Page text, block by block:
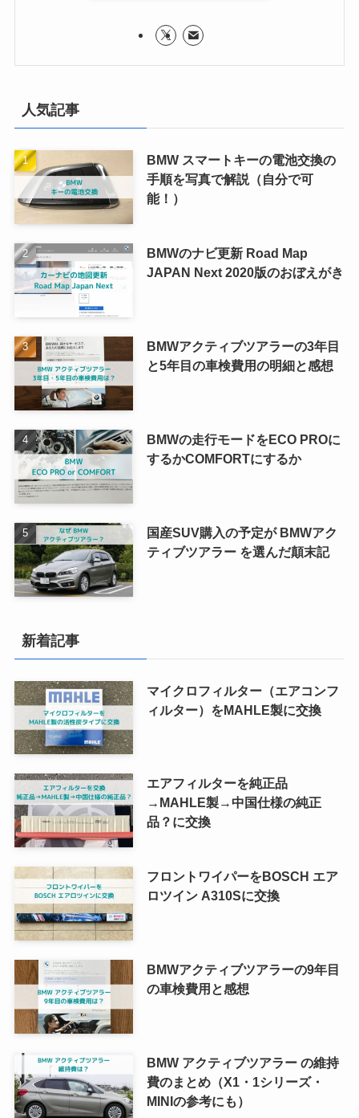
人気記事
BMW スマートキーの電池交換の
手順を写真で解説（自分で可
能！）
BMWのナビ更新 Road Map
JAPAN Next 2020版のおぼえがき
BMWアクティブツアラーの3年目
と5年目の車検費用の明細と感想
BMWの走行モードをECO PROに
するかCOMFORTにするか
国産SUV購入の予定が BMWアク
ティブツアラー を選んだ顛末記
新着記事
マイクロフィルター（エアコンフ
ィルター）をMAHLE製に交換
エアフィルターを純正品
→MAHLE製→中国仕様の純正
品？に交換
フロントワイパーをBOSCH エア
ロツイン A310Sに交換
BMWアクティブツアラーの9年目
の車検費用と感想
BMW アクティブツアラー の維持
費のまとめ（X1・1シリーズ・
MINIの参考にも）